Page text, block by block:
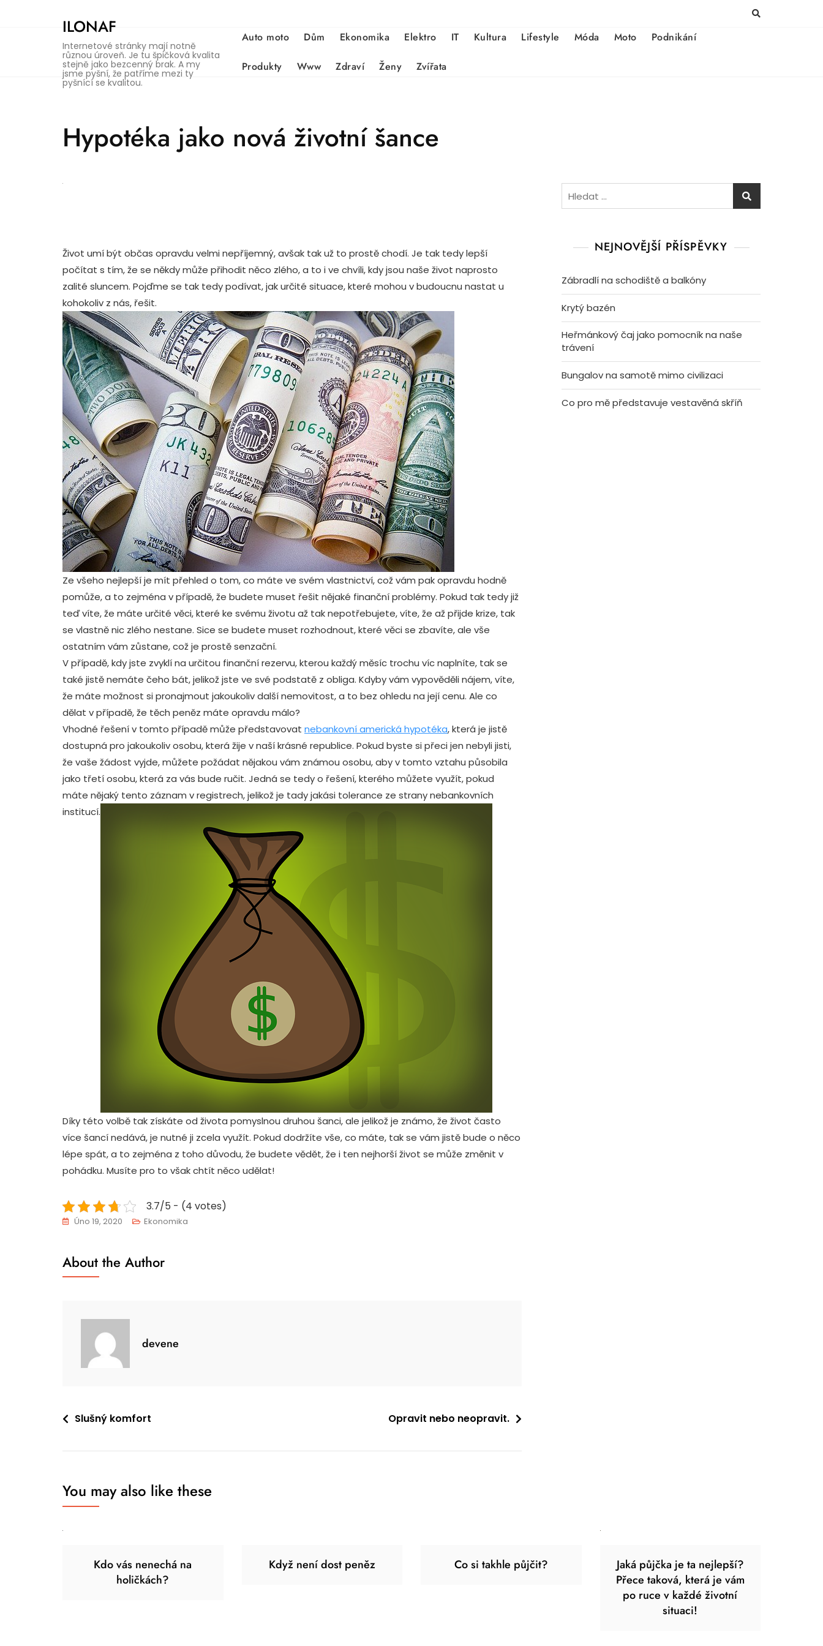
ILONAF
Internetové stránky mají notně
různou úroveň. Je tu špičková kvalita
stejně jako bezcenný brak. A my
jsme pyšní, že patříme mezi ty
pyšnící se kvalitou.
Auto moto Dům Ekonomika Elektro IT Kultura Lifestyle Móda Moto Podnikání
Produkty Www Zdraví Ženy Zvířata
Hypotéka jako nová životní šance
Život umí být občas opravdu velmi nepříjemný, avšak tak už to prostě chodí. Je tak tedy lepší
počítat s tím, že se někdy může přihodit něco zlého, a to i ve chvíli, kdy jsou naše život naprosto
zalité sluncem. Pojďme se tak tedy podívat, jak určité situace, které mohou v budoucnu nastat u
kohokoliv z nás, řešit.
Ze všeho nejlepší je mít přehled o tom, co máte ve svém vlastnictví, což vám pak opravdu hodně
pomůže, a to zejména v případě, že budete muset řešit nějaké finanční problémy. Pokud tak tedy již
teď víte, že máte určité věci, které ke svému životu až tak nepotřebujete, víte, že až přijde krize, tak
se vlastně nic zlého nestane. Sice se budete muset rozhodnout, které věci se zbavíte, ale vše
ostatním vám zůstane, což je prostě senzační.
V případě, kdy jste zvyklí na určitou finanční rezervu, kterou každý měsíc trochu víc naplníte, tak se
také jistě nemáte čeho bát, jelikož jste ve své podstatě z obliga. Kdyby vám vypověděli nájem, víte,
že máte možnost si pronajmout jakoukoliv další nemovitost, a to bez ohledu na její cenu. Ale co
dělat v případě, že těch peněz máte opravdu málo?
Vhodné řešení v tomto případě může představovat nebankovní americká hypotéka, která je jistě
dostupná pro jakoukoliv osobu, která žije v naší krásné republice. Pokud byste si přeci jen nebyli jisti,
že vaše žádost vyjde, můžete požádat nějakou vám známou osobu, aby v tomto vztahu působila
jako třetí osobu, která za vás bude ručit. Jedná se tedy o řešení, kterého můžete využít, pokud
máte nějaký tento záznam v registrech, jelikož je tady jakási tolerance ze strany nebankovních
institucí.
Díky této volbě tak získáte od života pomyslnou druhou šanci, ale jelikož je známo, že život často
více šancí nedává, je nutné ji zcela využít. Pokud dodržíte vše, co máte, tak se vám jistě bude o něco
lépe spát, a to zejména z toho důvodu, že budete vědět, že i ten nejhorší život se může změnit v
pohádku. Musíte pro to však chtít něco udělat!
3.7/5 - (4 votes)
Úno 19, 2020 Ekonomika
About the Author
devene
Navigace
Slušný komfort Opravit nebo neopravit.
NEJNOVĚJŠÍ PŘÍSPĚVKY
Zábradlí na schodiště a balkóny
Krytý bazén
Heřmánkový čaj jako pomocník na naše
trávení
Bungalov na samotě mimo civilizaci
Co pro mě představuje vestavěná skříň
You may also like these
Kdo vás nenechá na
holičkách?
Když není dost peněz Co si takhle půjčit?
Jaká půjčka je ta nejlepší?
Přece taková, která je vám
po ruce v každé životní
situaci!